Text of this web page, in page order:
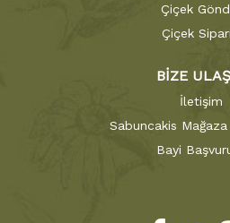
Çiçek
Çiçek
BİZE
İletişim
Sabuncakis
Bayi